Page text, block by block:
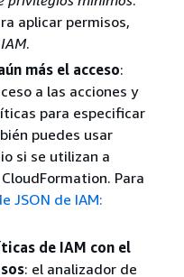
aplicar permisos,
.
más el acceso:
a las acciones y
para especificar
puedes usar
si se utilizan a
Para
JSON de IAM:
de IAM con el
: el analizador de